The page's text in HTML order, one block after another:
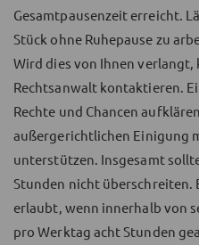
Gesamtpausenzeit erreicht.
Stück ohne Ruhepause zu
Wird dies von Ihnen verlangt,
Rechtsanwalt kontaktieren.
Rechte und Chancen
außergerichtlichen Einigung
unterstützen. Insgesamt
Stunden nicht überschreiten.
erlaubt, wenn innerhalb von
pro Werktag acht Stunden